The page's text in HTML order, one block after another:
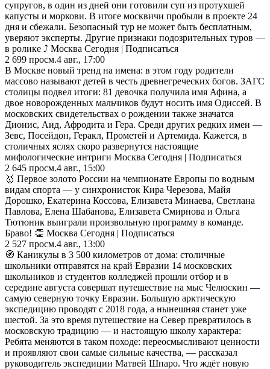
супругов, в один из дней они готовили суп из протухшей
капусты и моркови. В итоге москвичи пробыли в проекте 24
дня и сбежали. Безопасный тур не может быть бесплатным,
уверяют эксперты. Другие признаки подозрительных туров —
в ролике ⤴️ Москва Сегодня | Подписаться
2 699 просм.4 авг., 17:00
В Москве новый тренд на имена: в этом году родители
массово называют детей в честь древнегреческих богов. ЗАГС
столицы подвел итоги: 81 девочка получила имя Афина, а
двое новорожденных мальчиков будут носить имя Одиссей. В
московских свидетельствах о рождении также значатся
Дионис, Аид, Афродита и Гера. Среди других редких имен —
Зевс, Посейдон, Геракл, Прометей и Артемида. Кажется, в
столичных яслях скоро развернутся настоящие
мифологические интриги Москва Сегодня | Подписаться
2 645 просм.4 авг., 15:00
🥇 Первое золото России на чемпионате Европы по водным
видам спорта — у синхронисток Кира Черезова, Майя
Дорошко, Екатерина Коссова, Елизавета Минаева, Светлана
Павлова, Елена Шабанова, Елизавета Смирнова и Ольга
Тютюник выиграли произвольную программу в команде.
Браво! 👏 Москва Сегодня | Подписаться
2 527 просм.4 авг., 13:00
🧭 Каникулы в 3 500 километров от дома: столичные
школьники отправятся на край Евразии 14 московских
школьников и студентов колледжей прошли отбор и в
середине августа совершат путешествие на мыс Челюскин —
самую северную точку Евразии. Большую арктическую
экспедицию проводят с 2018 года, а нынешняя станет уже
шестой. За это время путешествие на Север превратилось в
московскую традицию — и настоящую школу характера:
Ребята меняются в таком походе: переосмысливают ценности
и проявляют свои самые сильные качества, — рассказал
руководитель экспедиции Матвей Шпаро. Что ждёт новую